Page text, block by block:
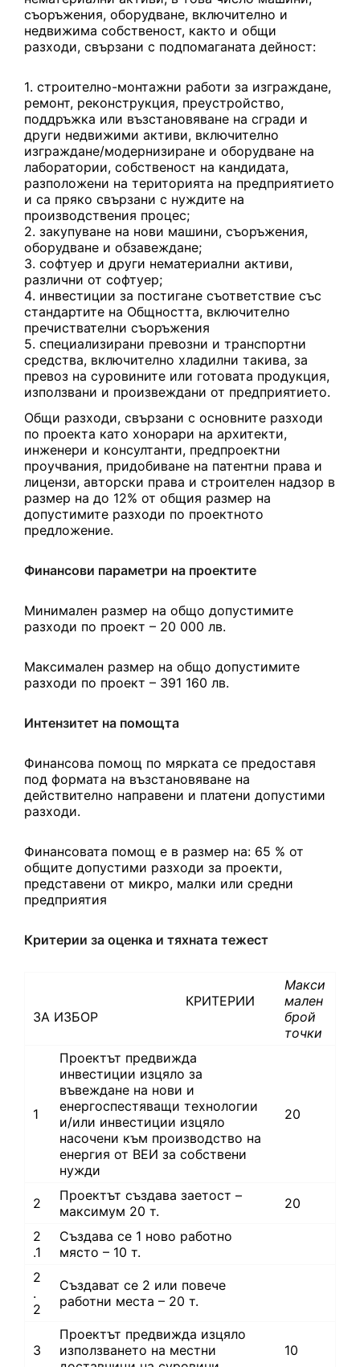
съоръжения, оборудване, включително и
недвижима собственост, както и общи
разходи, свързани с подпомаганата дейност:
строително-монтажни работи за изграждане,
ремонт, реконструкция, преустройство,
поддръжка или възстановяване на сгради и
други недвижими активи, включително
изграждане/модернизиране и оборудване на
лаборатории, собственост на кандидата,
разположени на територията на предприятието
и са пряко свързани с нуждите на
производствения процес;
закупуване на нови машини, съоръжения,
оборудване и обзавеждане;
софтуер и други нематериални активи,
различни от софтуер;
инвестиции за постигане съответствие със
стандартите на Общността, включително
пречиствателни съоръжения
специализирани превозни и транспортни
средства, включително хладилни такива, за
превоз на суровините или готовата продукция,
използвани и произвеждани от предприятието.
Общи разходи, свързани с основните разходи
по проекта като хонорари на архитекти,
инженери и консултанти, предпроектни
проучвания, придобиване на патентни права и
лицензи, авторски права и строителен надзор в
размер на до 12% от общия размер на
допустимите разходи по проектното
предложение.
Финансови параметри на проектите
Минимален размер на общо допустимите
разходи по проект – 20 000 лв.
Максимален размер на общо допустимите
разходи по проект – 391 160 лв.
Интензитет на помощта
Финансова помощ по мярката се предоставя
под формата на възстановяване на
действително направени и платени допустими
разходи.
Финансовата помощ е в размер на: 65 % от
общите допустими разходи за проекти,
представени от микро, малки или средни
предприятия
Критерии за оценка и тяхната тежест
КРИТЕРИИ
ЗА ИЗБОР
Макси
мален
брой
точки
1
Проектът предвижда
инвестиции изцяло за
въвеждане на нови и
енергоспестяващи технологии
и/или инвестиции изцяло
насочени към производство на
енергия от ВЕИ за собствени
нужди
20
2
Проектът създава заетост –
максимум 20 т.
20
2
.1
Създава се 1 ново работно
място – 10 т.
2
.
2
Създават се 2 или повече
работни места – 20 т.
3
Проектът предвижда изцяло
използването на местни
10